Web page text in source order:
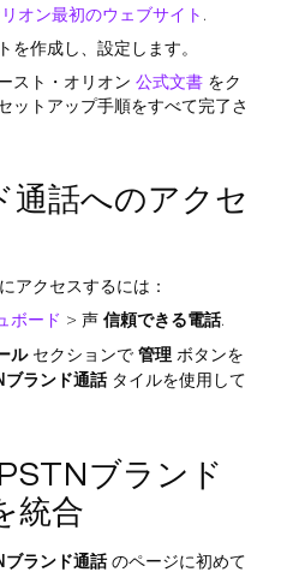
オン最初のウェブサイト .
作成し、設定します。
スト・オリオン 公式文書 をク
ットアップ手順をすべて完了さ
通話へのアクセ
アクセスするには：
ボード > 声 信頼できる電話.
ルセクションで 管理 ボタンを
ブランド通話タイルを使用して
ブランド
統合
ブランド通話のページに初めて